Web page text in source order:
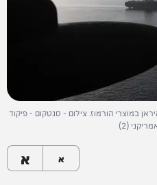
במוצרי הורמוז. צילום - סנטקום - פיקוד
(2)
א א